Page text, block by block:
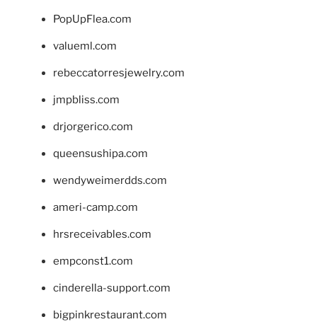
PopUpFlea.com
valueml.com
rebeccatorresjewelry.com
jmpbliss.com
drjorgerico.com
queensushipa.com
wendyweimerdds.com
ameri-camp.com
hrsreceivables.com
empconst1.com
cinderella-support.com
bigpinkrestaurant.com